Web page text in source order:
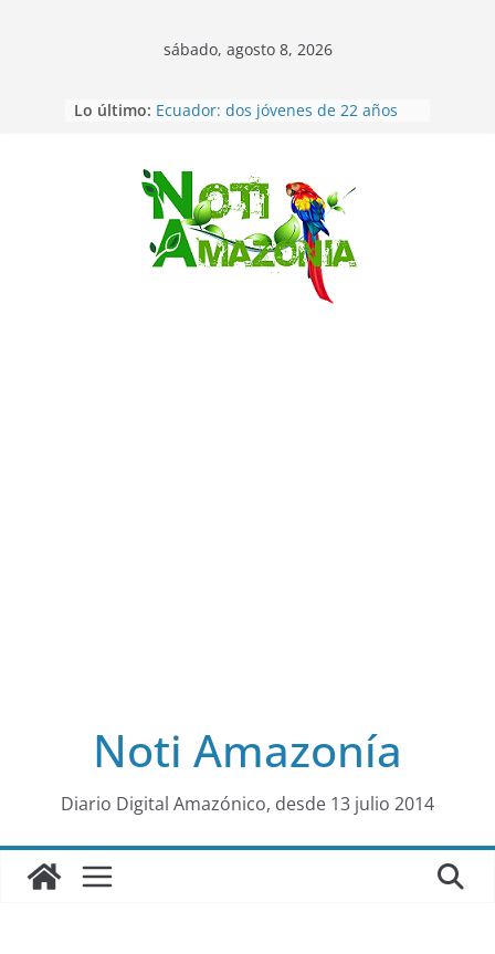
Saltar
al
sábado, agosto 8, 2026
Lo último: Ecuador: dos jóvenes de 22 años
Sentencian a 34 años de prisión a
implicados en caso de Alison,
oriunda de Tena
Vozinha, el arquero sensación de
cabo Verde, ya llegó para
incorporarse a Colo Colo de Chile
Pastaza: la parroquia Diez de
Noti Amazonía
Diario Digital Amazónico, desde 13 julio 2014